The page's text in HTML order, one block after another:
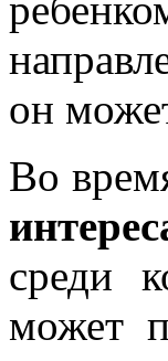
он
Во
среди
может